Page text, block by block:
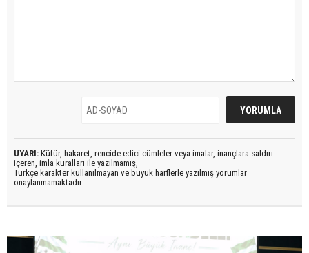
UYARI: Küfür, hakaret, rencide edici cümleler veya imalar, inançlara saldırı
içeren, imla kuralları ile yazılmamış,
Türkçe karakter kullanılmayan ve büyük harflerle yazılmış yorumlar
onaylanmamaktadır.